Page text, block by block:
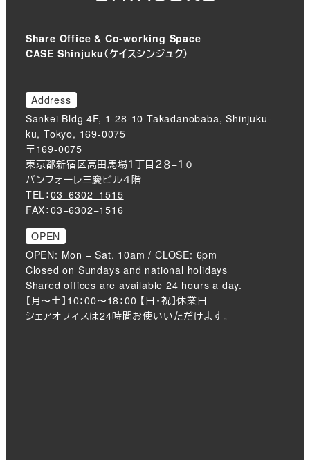
Share Office & Co-working Space
CASE Shinjuku（ケイスシンジュク）
Address
Sankei Bldg 4F, 1-28-10 Takadanobaba, Shinjuku-
ku, Tokyo, 169-0075
〒169-0075
東京都新宿区高田馬場１丁目２８−１０
バンフォーレ三慶ビル４階
TEL：03−6302−1515
FAX：03−6302−1516
OPEN
OPEN: Mon – Sat. 10am / CLOSE: 6pm
Closed on Sundays and national holidays
Shared offices are available 24 hours a day.
【月〜土】10：00〜18：00 【日・祝】休業日
シェアオフィスは24時間お使いいただけます。